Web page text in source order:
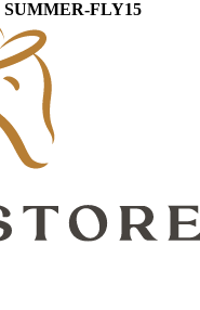
SUMMER-FLY15